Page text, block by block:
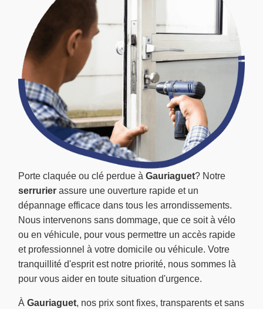
Porte claquée ou clé perdue à Gauriaguet? Notre
serrurier assure une ouverture rapide et un
dépannage efficace dans tous les arrondissements.
Nous intervenons sans dommage, que ce soit à vélo
ou en véhicule, pour vous permettre un accès rapide
et professionnel à votre domicile ou véhicule. Votre
tranquillité d'esprit est notre priorité, nous sommes là
pour vous aider en toute situation d'urgence.
À Gauriaguet, nos prix sont fixes, transparents et sans